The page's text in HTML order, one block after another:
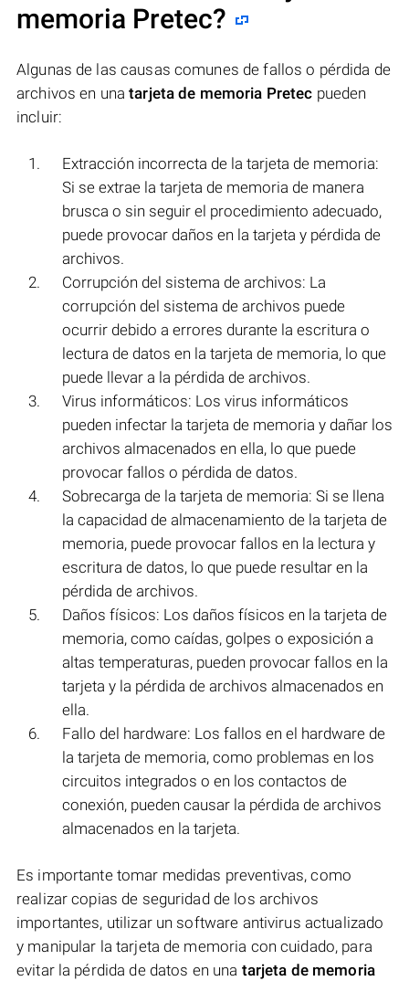
memoria Pretec?
Algunas de las causas comunes de fallos o pérdida de
archivos en unatarjeta de memoria Pretec pueden
incluir:
Extracción incorrecta de la tarjeta de memoria:
Si se extrae la tarjeta de memoria de manera
brusca o sin seguir el procedimiento adecuado,
puede provocar daños en la tarjeta y pérdida de
archivos.
Corrupción del sistema de archivos: La
corrupción del sistema de archivos puede
ocurrir debido a errores durante la escritura o
lectura de datos en la tarjeta de memoria, lo que
puede llevar a la pérdida de archivos.
Virus informáticos: Los virus informáticos
pueden infectar la tarjeta de memoria y dañar los
archivos almacenados en ella, lo que puede
provocar fallos o pérdida de datos.
Sobrecarga de la tarjeta de memoria: Si se llena
la capacidad de almacenamiento de la tarjeta de
memoria, puede provocar fallos en la lectura y
escritura de datos, lo que puede resultar en la
pérdida de archivos.
Daños físicos: Los daños físicos en la tarjeta de
memoria, como caídas, golpes o exposición a
altas temperaturas, pueden provocar fallos en la
tarjeta y la pérdida de archivos almacenados en
ella.
Fallo del hardware: Los fallos en el hardware de
la tarjeta de memoria, como problemas en los
circuitos integrados o en los contactos de
conexión, pueden causar la pérdida de archivos
almacenados en la tarjeta.
Es importante tomar medidas preventivas, como
realizar copias de seguridad de los archivos
importantes, utilizar un software antivirus actualizado
y manipular la tarjeta de memoria con cuidado, para
evitar la pérdida de datos en una tarjeta de memoria